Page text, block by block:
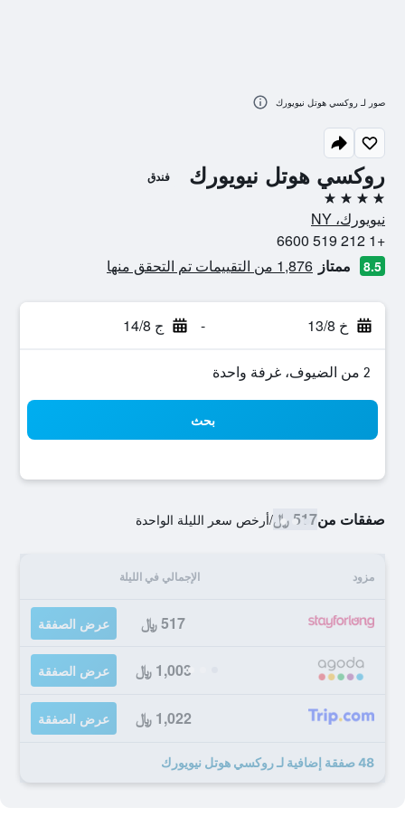
روكسي هوتل نيويورك فندق
4 نجوم
نيويورك، NY
+1 212 519 6600
8.5 ممتاز 1,876 من التقييمات تم التحقق منها
خ 13/8 - ج 14/8
2 من الضيوف، غرفة واحدة
بحث
صفقات من517 ﷼ /أرخص سعر الليلة الواحدة
مزود الإجمالي في الليلة
517 ﷼ عرض الصفقة
1,003 ﷼ عرض الصفقة
1,022 ﷼ عرض الصفقة
48 صفقة إضافية لـ روكسي هوتل نيويورك
صور لـ روكسي هوتل نيويورك